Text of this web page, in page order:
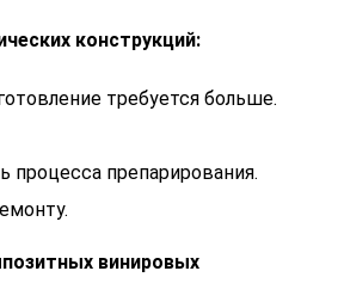
конструкций:
требуется больше.
процесса препарирования.
винировых